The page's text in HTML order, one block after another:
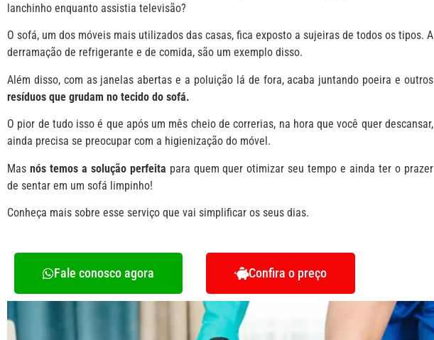
lanchinho enquanto assistia televisão?
O sofá, um dos móveis mais utilizados das casas, fica exposto a sujeiras de todos os tipos. A
derramação de refrigerante e de comida, são um exemplo disso.
Além disso, com as janelas abertas e a poluição lá de fora, acaba juntando poeira e outros
resíduos que grudam no tecido do sofá.
O pior de tudo isso é que após um mês cheio de correrias, na hora que você quer descansar,
ainda precisa se preocupar com a higienização do móvel.
Mas nós temos a solução perfeita para quem quer otimizar seu tempo e ainda ter o prazer
de sentar em um sofá limpinho!
Conheça mais sobre esse serviço que vai simplificar os seus dias.
Fale conosco agora Confira o preço